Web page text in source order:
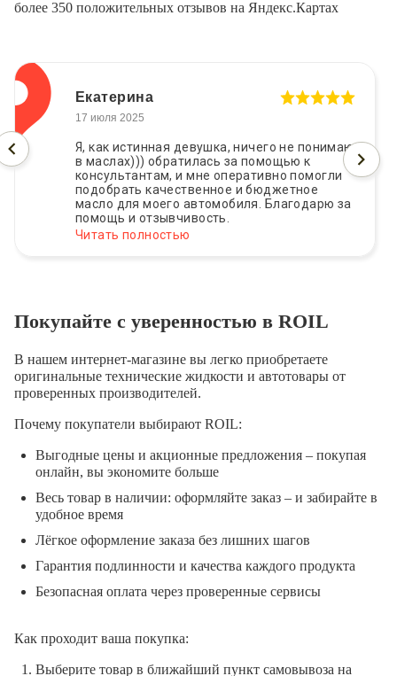
более 350 положительных отзывов на Яндекс.Картах
Екатерина
17 июля 2025
Я, как истинная девушка, ничего не понимаю
в маслах))) обратилась за помощью к
консультантам, и мне оперативно помогли
подобрать качественное и бюджетное
масло для моего автомобиля. Благодарю за
помощь и отзывчивость.
Читать полностью
Покупайте с уверенностью в ROIL
В нашем интернет-магазине вы легко приобретаете
оригинальные технические жидкости и автотовары от
проверенных производителей.
Почему покупатели выбирают ROIL:
Выгодные цены и акционные предложения – покупая
онлайн, вы экономите больше
Весь товар в наличии: оформляйте заказ – и забирайте в
удобное время
Лёгкое оформление заказа без лишних шагов
Гарантия подлинности и качества каждого продукта
Безопасная оплата через проверенные сервисы
Как проходит ваша покупка:
Выберите товар в ближайший пункт самовывоза на